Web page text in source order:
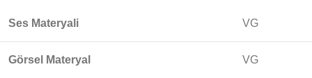
Ses Materyali VG
Görsel Materyal VG